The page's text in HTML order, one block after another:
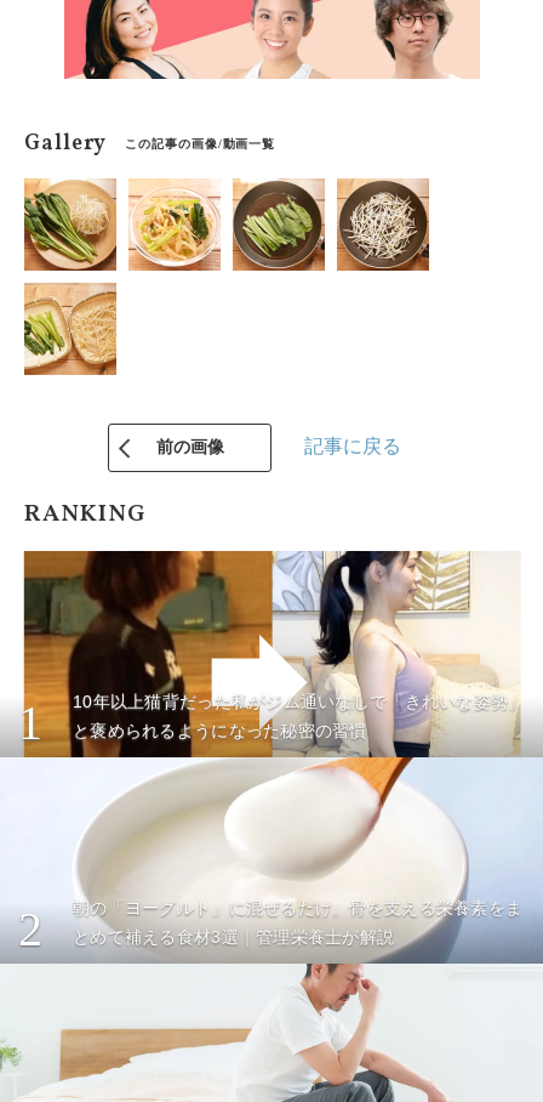
Gallery この記事の画像/動画一覧
前の画像 記事に戻る
RANKING
1
10年以上猫背だった私がジム通いなしで「きれいな姿勢」
と褒められるようになった秘密の習慣
2
朝の「ヨーグルト」に混ぜるだけ。骨を支える栄養素をま
とめて補える食材3選｜管理栄養士が解説